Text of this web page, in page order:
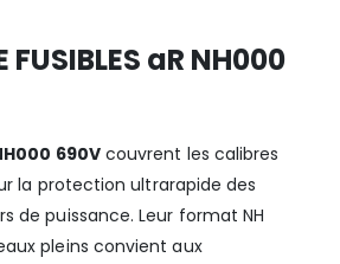
FUSIBLES aR NH000
690Vcouvrent les calibres
la protection ultrarapide des
de puissance. Leur format NH
pleins convient aux